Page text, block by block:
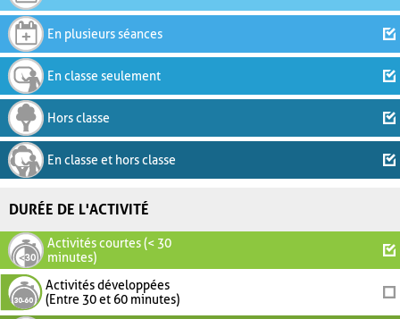
En plusieurs séances
En classe seulement
Hors classe
En classe et hors classe
DURÉE DE L'ACTIVITÉ
Activités courtes (< 30
minutes)
Activités développées
(Entre 30 et 60 minutes)